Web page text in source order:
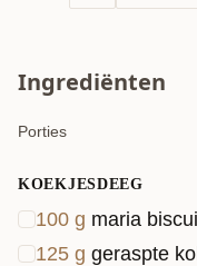
Ingrediënten
Porties
KOEKJESDEEG
100 g maria
125 g geraspte